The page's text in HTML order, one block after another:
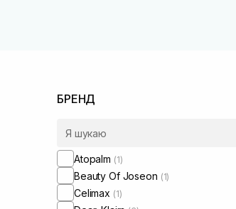
БРЕНД
Atopalm (1)
Beauty Of Joseon (1)
Celimax (1)